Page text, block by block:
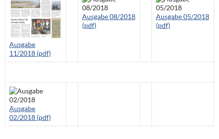
Ausgabe
11/2018 (pdf)
Ausgabe 08/2018
(pdf)
Ausgabe 05/2018
(pdf)
Ausgabe
02/2018 (pdf)